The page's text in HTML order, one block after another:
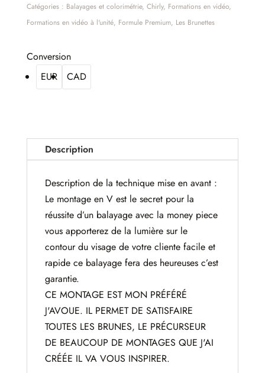
Catégories : Balayages et colorimétrie, Chirly, Formations en vidéo,
Formations en vidéo à l'unité, Formule Premium, Les Brunettes
Conversion
EUR
CAD
Description
Description de la technique mise en avant :
Le montage en V est le secret pour la
réussite d’un balayage avec la money piece
vous apporterez de la lumière sur le
contour du visage de votre cliente facile et
rapide ce balayage fera des heureuses c’est
garantie.
CE MONTAGE EST MON PRÉFÉRÉ
J'AVOUE. IL PERMET DE SATISFAIRE
TOUTES LES BRUNES, LE PRÉCURSEUR
DE BEAUCOUP DE MONTAGES QUE J'AI
CRÉÉE IL VA VOUS INSPIRER.